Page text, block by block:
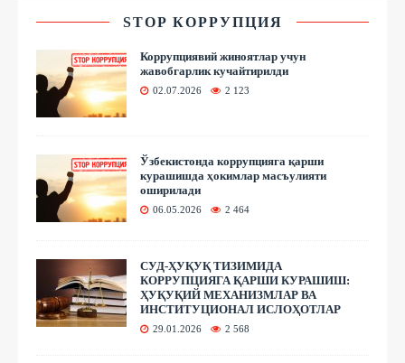
STOP КОРРУПЦИЯ
Коррупциявий жиноятлар учун
жавобгарлик кучайтирилди
02.07.2026 2 123
Ўзбекистонда коррупцияга қарши
курашишда ҳокимлар масъулияти
оширилади
06.05.2026 2 464
СУД-ҲУҚУҚ ТИЗИМИДА
КОРРУПЦИЯГА ҚАРШИ КУРАШИШ:
ҲУҚУҚИЙ МЕХАНИЗМЛАР ВА
ИНСТИТУЦИОНАЛ ИСЛОҲОТЛАР
29.01.2026 2 568